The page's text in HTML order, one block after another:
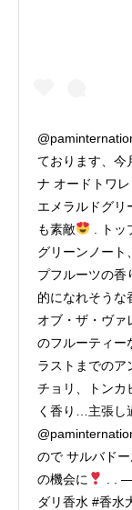
ております、今
ナ オードトワ
エメラルドグリ
も素敵
. トッ
グリーンノート
プフルーツの香
的になれそうな
オブ・ザ・ヴァ
のフルーティー
ラストまでのア
チョリ、トンカ
く香り…主張し
ので サルバド
の機会に
. .
ダリ香水 #香水